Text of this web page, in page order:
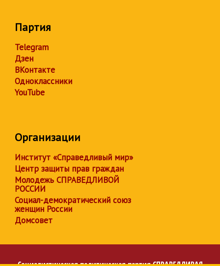
Партия
Telegram
Дзен
ВКонтакте
Одноклассники
YouTube
Организации
Институт «Справедливый мир»
Центр защиты прав граждан
Молодежь СПРАВЕДЛИВОЙ
РОССИИ
Социал-демократический союз
женщин России
Домсовет